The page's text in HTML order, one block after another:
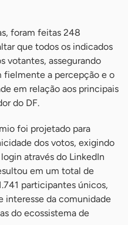
foram feitas 248
que todos os indicados
votantes, assegurando
fielmente a percepção e o
em relação aos principais
do DF.
foi projetado para
dos votos, exigindo
através do LinkedIn
em um total de
participantes únicos,
interesse da comunidade
do ecossistema de